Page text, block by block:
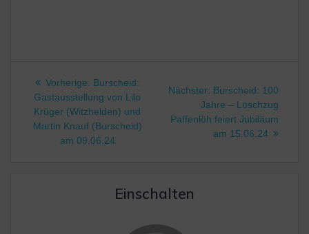
Beitragsnavigation
Vorherige: Vorheriger
Beitrag:
Burscheid:
Gastausstellung von Lilo
Krüger (Witzhelden) und
Martin Knauf (Burscheid)
am 09.06.24
Nächster: Nächster
Beitrag:
Burscheid: 100
Jahre – Löschzug
Paffenlöh feiert Jubiläum
am 15.06.24
Einschalten